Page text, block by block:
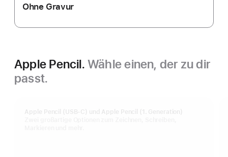
Ohne Gravur
Apple Pencil.Wähle einen, der zu dir
passt.